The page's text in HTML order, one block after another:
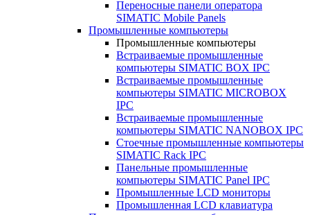
Переносные панели оператора
SIMATIC Mobile Panels
Промышленные компьютеры
Промышленные компьютеры
Встраиваемые промышленные
компьютеры SIMATIC BOX IPC
Встраиваемые промышленные
компьютеры SIMATIC MICROBOX
IPC
Встраиваемые промышленные
компьютеры SIMATIC NANOBOX IPC
Стоечные промышленные компьютеры
SIMATIC Rack IPC
Панельные промышленные
компьютеры SIMATIC Panel IPC
Промышленные LCD мониторы
Промышленная LCD клавиатура